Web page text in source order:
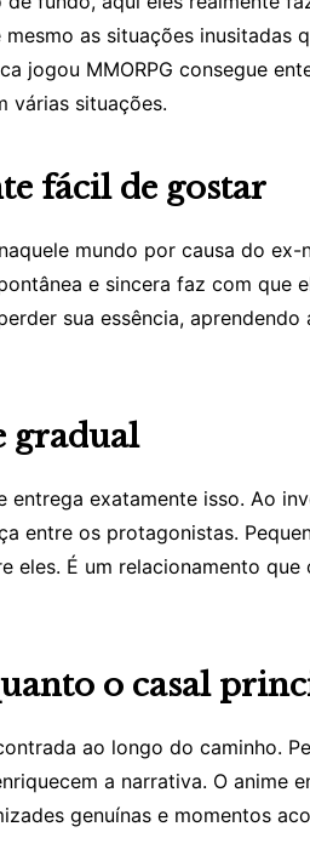
as situações inusitadas
jogou MMORPG consegue
várias situações.
fácil de gostar
mundo por causa do
e sincera faz com que
sua essência,
gradual
exatamente isso. Ao
entre os protagonistas.
É um relacionamento
o casal
ao longo do caminho.
a narrativa. O anime
genuínas e momentos